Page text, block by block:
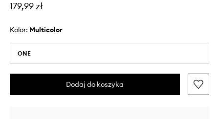
179,99 zł
Kolor: multicolor
ONE
Dodaj do koszyka